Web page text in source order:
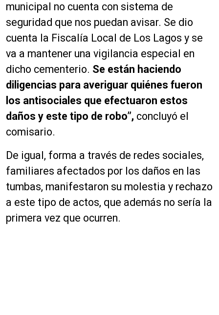
municipal no cuenta con sistema de
seguridad que nos puedan avisar. Se dio
cuenta la Fiscalía Local de Los Lagos y se
va a mantener una vigilancia especial en
dicho cementerio. Se están haciendo
diligencias para averiguar quiénes fueron
los antisociales que efectuaron estos
daños y este tipo de robo”, concluyó el
comisario.
De igual, forma a través de redes sociales,
familiares afectados por los daños en las
tumbas, manifestaron su molestia y rechazo
a este tipo de actos, que además no sería la
primera vez que ocurren.